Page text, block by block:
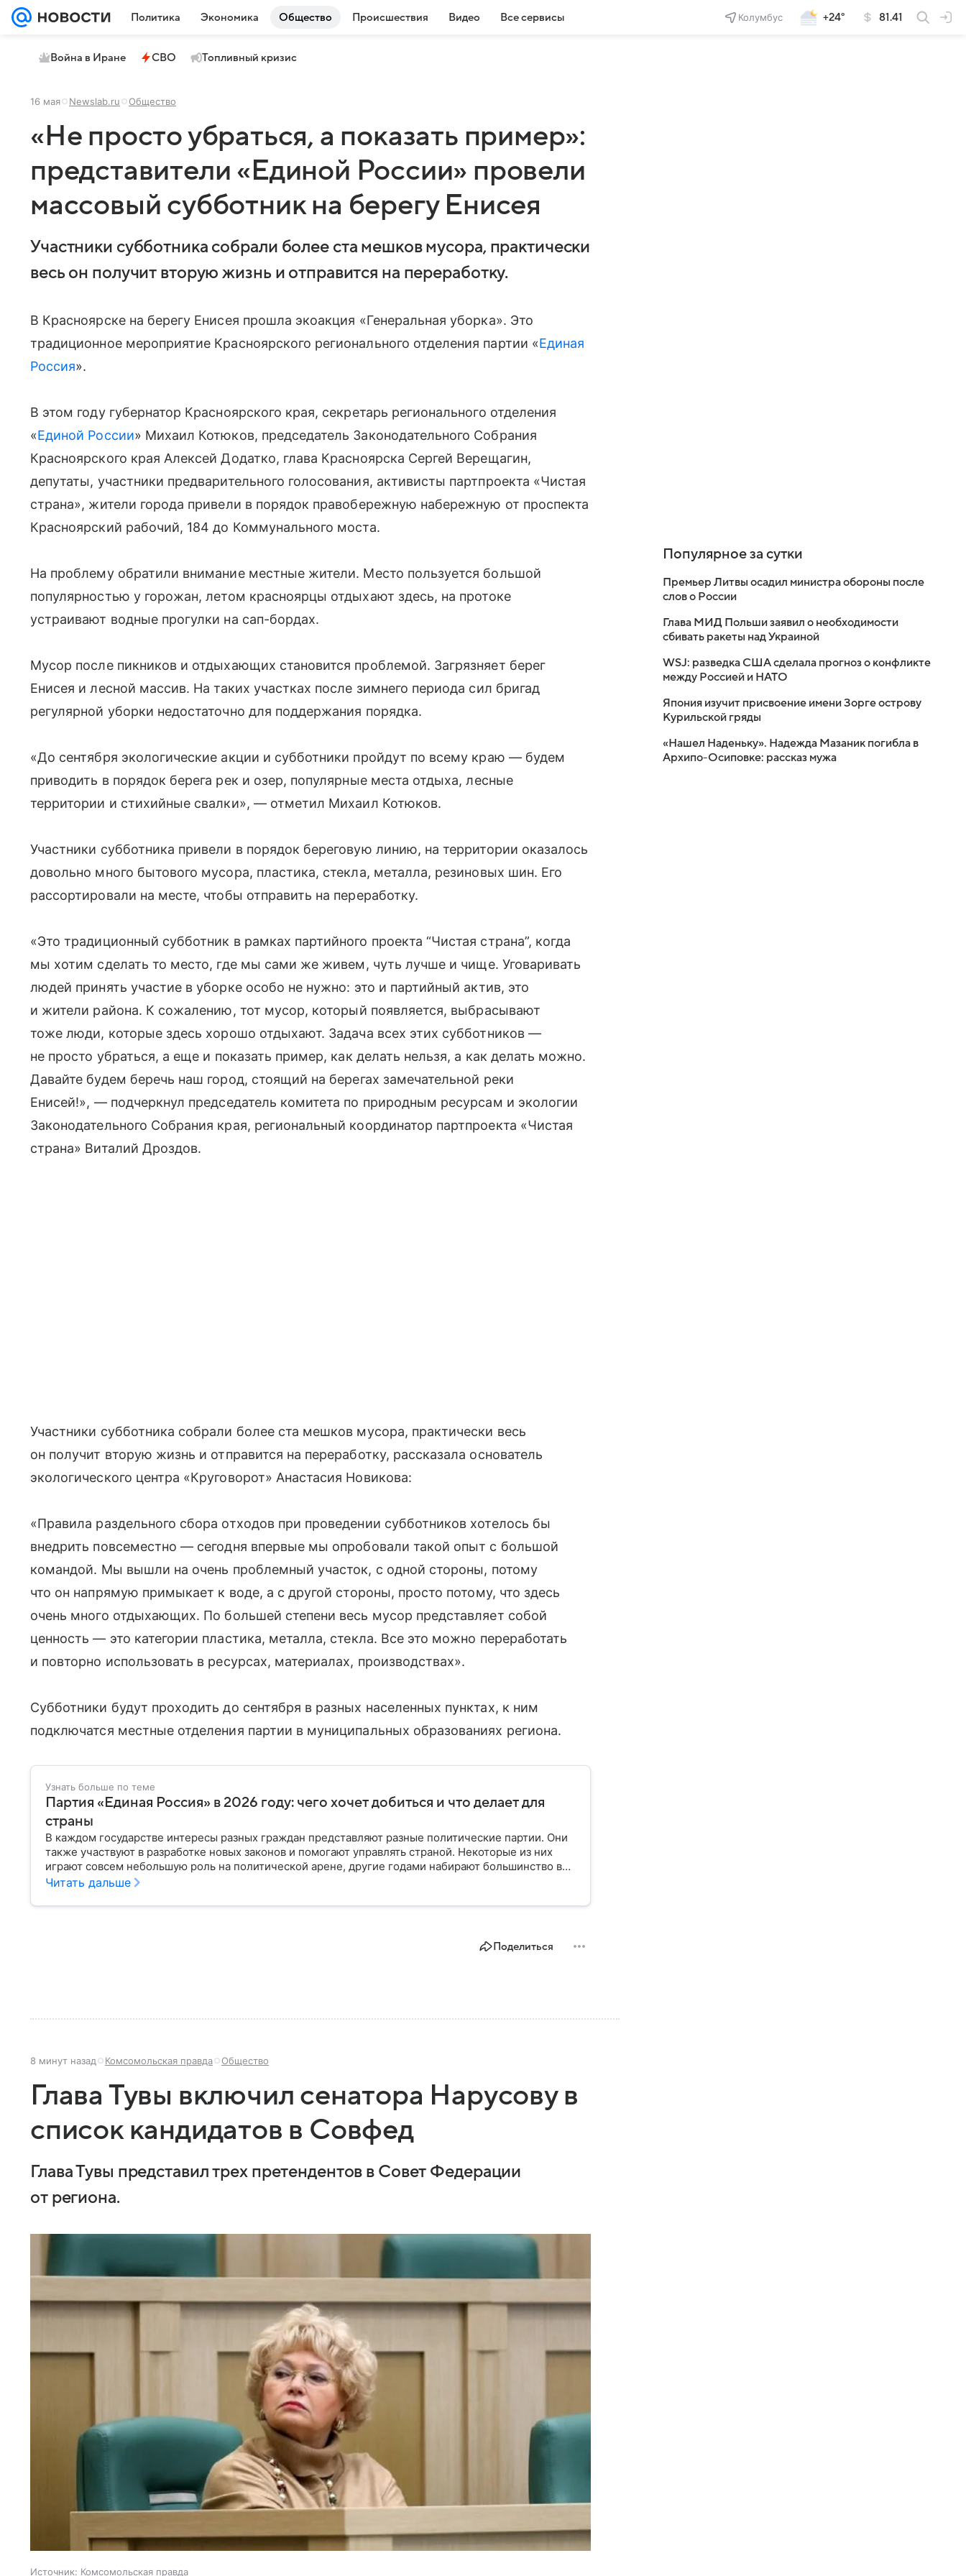
Политика Экономика Общество Происшествия Видео Все сервисы Колумбус +24° 81.41
Война в Иране СВО Топливный кризис
16 мая Newslab.ru Общество
«Не просто убраться, а показать пример»:
представители «Единой России» провели
массовый субботник на берегу Енисея
Участники субботника собрали более ста мешков мусора, практически
весь он получит вторую жизнь и отправится на переработку.
В Красноярске на берегу Енисея прошла экоакция «Генеральная уборка». Это
традиционное мероприятие Красноярского регионального отделения партии «Единая
Россия».
В этом году губернатор Красноярского края, секретарь регионального отделения
«Единой России» Михаил Котюков, председатель Законодательного Собрания
Красноярского края Алексей Додатко, глава Красноярска Сергей Верещагин,
депутаты, участники предварительного голосования, активисты партпроекта «Чистая
страна», жители города привели в порядок правобережную набережную от проспекта
Красноярский рабочий, 184 до Коммунального моста.
На проблему обратили внимание местные жители. Место пользуется большой
популярностью у горожан, летом красноярцы отдыхают здесь, на протоке
устраивают водные прогулки на сап-бордах.
Мусор после пикников и отдыхающих становится проблемой. Загрязняет берег
Енисея и лесной массив. На таких участках после зимнего периода сил бригад
регулярной уборки недостаточно для поддержания порядка.
«До сентября экологические акции и субботники пройдут по всему краю — будем
приводить в порядок берега рек и озер, популярные места отдыха, лесные
территории и стихийные свалки», — отметил Михаил Котюков.
Участники субботника привели в порядок береговую линию, на территории оказалось
довольно много бытового мусора, пластика, стекла, металла, резиновых шин. Его
рассортировали на месте, чтобы отправить на переработку.
«Это традиционный субботник в рамках партийного проекта “Чистая страна”, когда
мы хотим сделать то место, где мы сами же живем, чуть лучше и чище. Уговаривать
людей принять участие в уборке особо не нужно: это и партийный актив, это
и жители района. К сожалению, тот мусор, который появляется, выбрасывают
тоже люди, которые здесь хорошо отдыхают. Задача всех этих субботников —
не просто убраться, а еще и показать пример, как делать нельзя, а как делать можно.
Давайте будем беречь наш город, стоящий на берегах замечательной реки
Енисей!», — подчеркнул председатель комитета по природным ресурсам и экологии
Законодательного Собрания края, региональный координатор партпроекта «Чистая
страна» Виталий Дроздов.
Участники субботника собрали более ста мешков мусора, практически весь
он получит вторую жизнь и отправится на переработку, рассказала основатель
экологического центра «Круговорот» Анастасия Новикова:
«Правила раздельного сбора отходов при проведении субботников хотелось бы
внедрить повсеместно — сегодня впервые мы опробовали такой опыт с большой
командой. Мы вышли на очень проблемный участок, с одной стороны, потому
что он напрямую примыкает к воде, а с другой стороны, просто потому, что здесь
очень много отдыхающих. По большей степени весь мусор представляет собой
ценность — это категории пластика, металла, стекла. Все это можно переработать
и повторно использовать в ресурсах, материалах, производствах».
Субботники будут проходить до сентября в разных населенных пунктах, к ним
подключатся местные отделения партии в муниципальных образованиях региона.
Узнать больше по теме
Партия «Единая Россия» в 2026 году: чего хочет добиться и что делает для
страны
В каждом государстве интересы разных граждан представляют разные политические партии. Они
также участвуют в разработке новых законов и помогают управлять страной. Некоторые из них
играют совсем небольшую роль на политической арене, другие годами набирают большинство в
парламенте и в органах местного самоуправления. Вспоминаем, как партия «Единая Россия» стала
Читать дальше
Поделиться
8 минут назад Комсомольская правда Общество
Глава Тувы включил сенатора Нарусову в
список кандидатов в Совфед
Глава Тувы представил трех претендентов в Совет Федерации
от региона.
Источник: Комсомольская правда
Популярное за сутки
Премьер Литвы осадил министра обороны после
слов о России
Глава МИД Польши заявил о необходимости
сбивать ракеты над Украиной
WSJ: разведка США сделала прогноз о конфликте
между Россией и НАТО
Япония изучит присвоение имени Зорге острову
Курильской гряды
«Нашел Наденьку». Надежда Мазаник погибла в
Архипо-Осиповке: рассказ мужа